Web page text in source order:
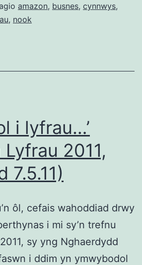
amazon, busnes, cynnwys,
, nook
i lyfrau…’
2011,
7.5.11)
ôl, cefais wahoddiad drwy
i mi sy’n trefnu
sy yng Nghaerdydd
i ddim yn ymwybodol